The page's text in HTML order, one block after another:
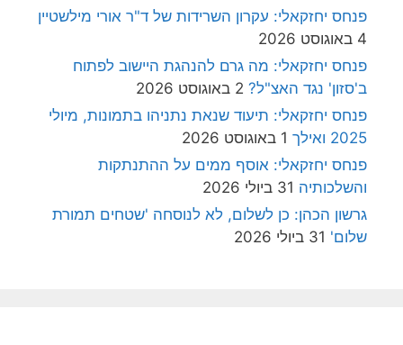
פנחס יחזקאלי: עקרון השרידות של ד"ר אורי מילשטיין
4 באוגוסט 2026
פנחס יחזקאלי: מה גרם להנהגת היישוב לפתוח
ב'סזון' נגד האצ"ל? 2 באוגוסט 2026
פנחס יחזקאלי: תיעוד שנאת נתניהו בתמונות, מיולי
2025 ואילך
1 באוגוסט 2026
פנחס יחזקאלי: אוסף ממים על ההתנתקות
והשלכותיה 31 ביולי 2026
גרשון הכהן: כן לשלום, לא לנוסחה 'שטחים תמורת
שלום' 31 ביולי 2026